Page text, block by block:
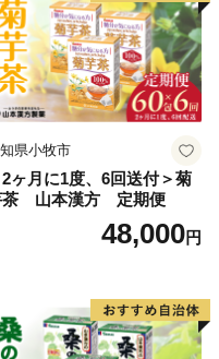
県小牧市
2ヶ月に1度、6回送付＞菊
茶 山本漢方 定期便
48,000円